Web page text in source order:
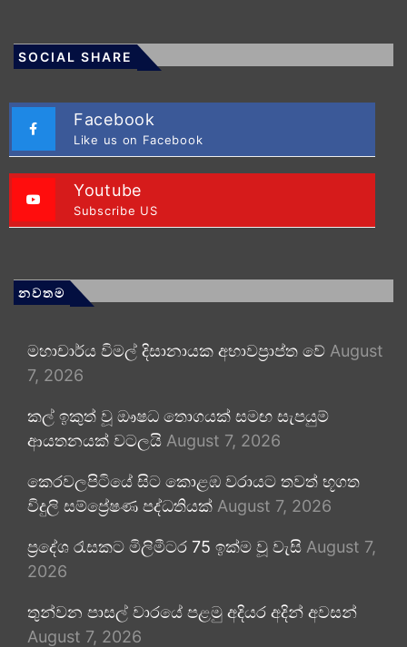
SOCIAL SHARE
Facebook
Like us on Facebook
Youtube
Subscribe US
නවතම
මහාචාර්ය විමල් දිසානායක අභාවප්‍රාප්ත වේ August
7, 2026
කල් ඉකුත් වූ ඖෂධ තොගයක් සමඟ සැපයුම්
ආයතනයක් වටලයි August 7, 2026
කෙරවලපිටියේ සිට කොළඹ වරායට තවත් භූගත
විදුලි සම්ප්‍රේෂණ පද්ධතියක් August 7, 2026
ප්‍රදේශ රැසකට මිලිමීටර 75 ඉක්ම වූ වැසි August 7,
2026
තුන්වන පාසල් වාරයේ පළමු අදියර අදින් අවසන්
August 7, 2026